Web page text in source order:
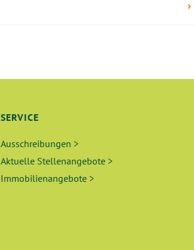
SERVICE
Ausschreibungen >
Aktuelle Stellenangebote >
Immobilienangebote >